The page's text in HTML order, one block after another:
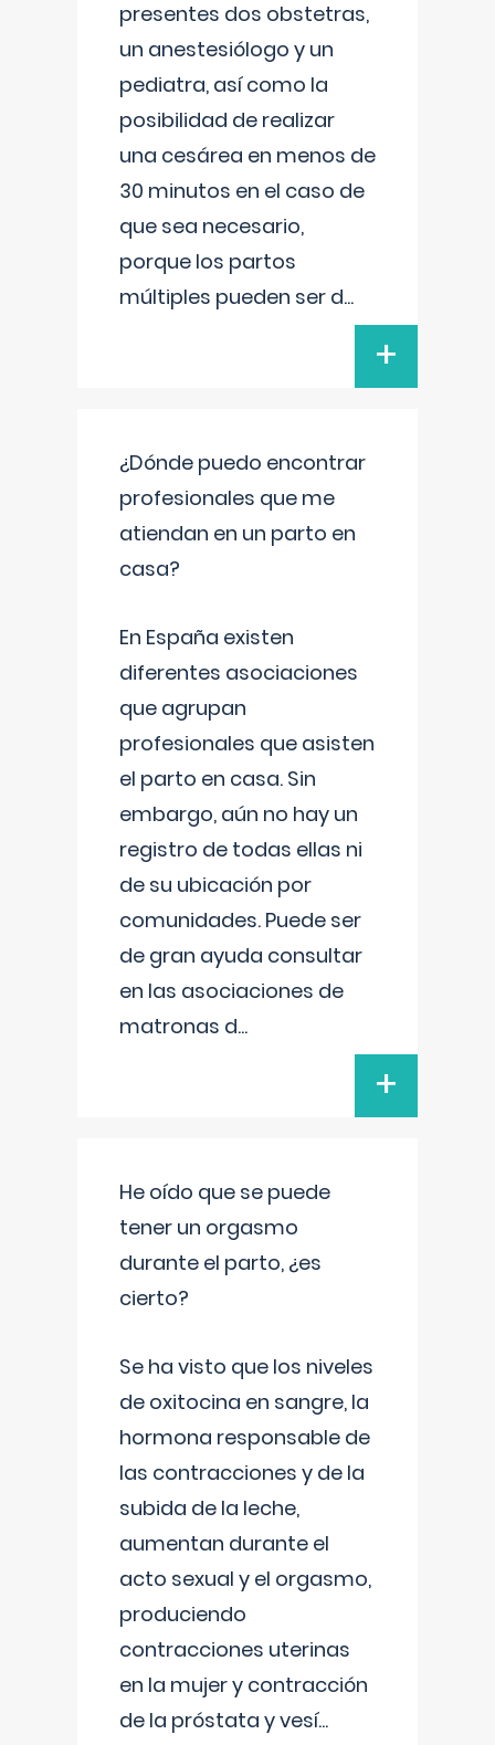
presentes dos obstetras,
un anestesiólogo y un
pediatra, así como la
posibilidad de realizar
una cesárea en menos de
30 minutos en el caso de
que sea necesario,
porque los partos
múltiples pueden ser d...
+
¿Dónde puedo encontrar
profesionales que me
atiendan en un parto en
casa?
En España existen
diferentes asociaciones
que agrupan
profesionales que asisten
el parto en casa. Sin
embargo, aún no hay un
registro de todas ellas ni
de su ubicación por
comunidades. Puede ser
de gran ayuda consultar
en las asociaciones de
matronas d...
+
He oído que se puede
tener un orgasmo
durante el parto, ¿es
cierto?
Se ha visto que los niveles
de oxitocina en sangre, la
hormona responsable de
las contracciones y de la
subida de la leche,
aumentan durante el
acto sexual y el orgasmo,
produciendo
contracciones uterinas
en la mujer y contracción
de la próstata y vesí...